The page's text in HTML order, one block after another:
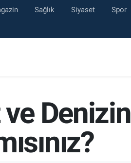
Sağlık Siyaset Spor
ve Denizin